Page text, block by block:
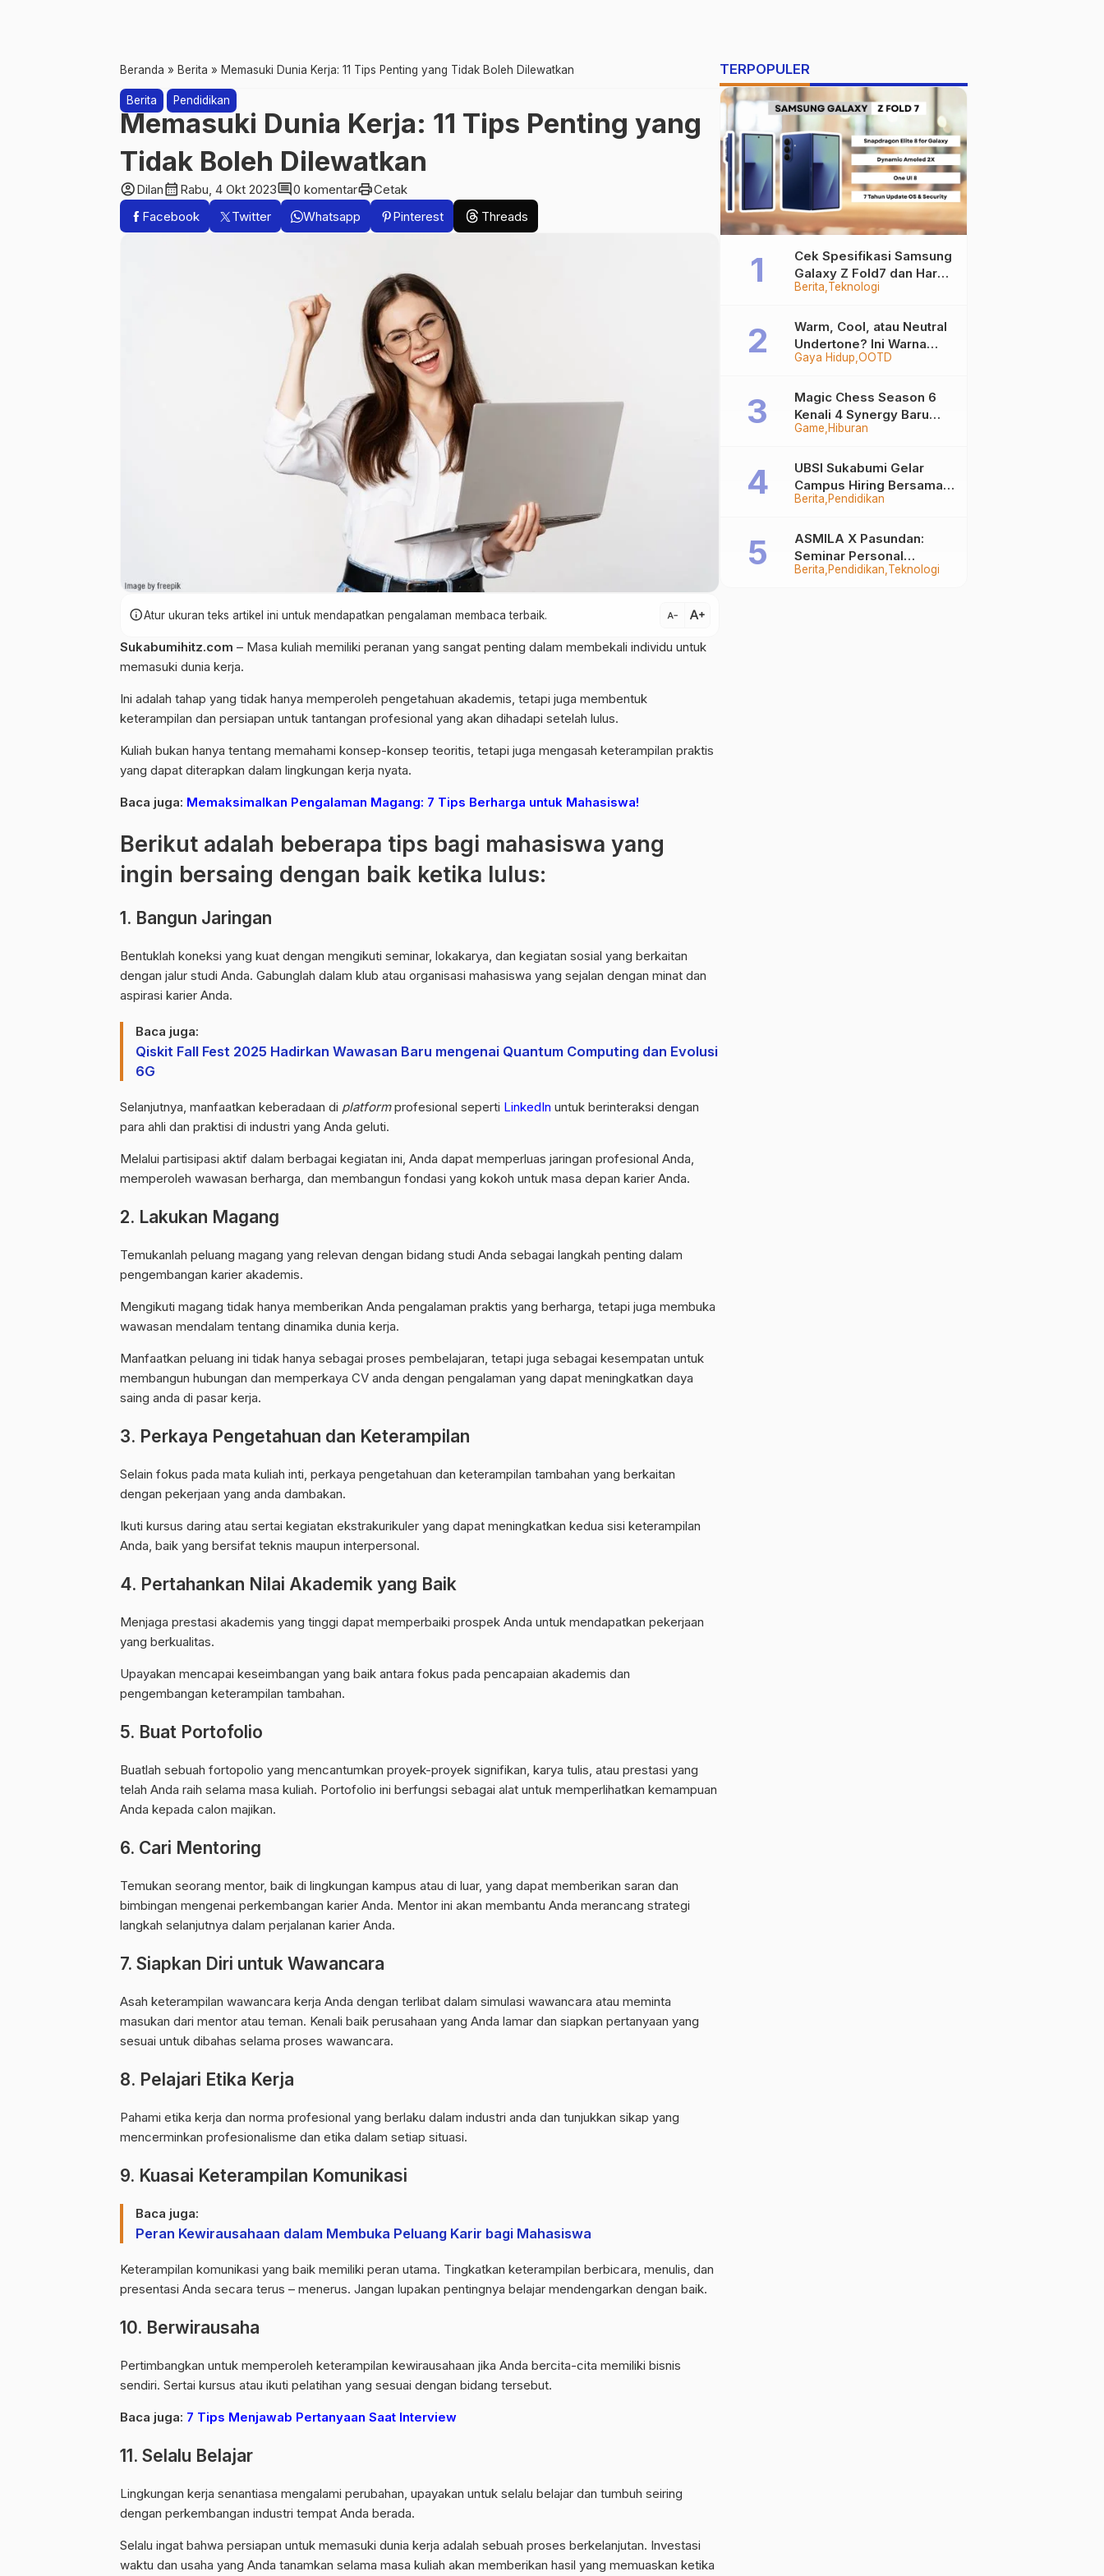
Beranda » Berita » Memasuki Dunia Kerja: 11 Tips Penting yang Tidak Boleh Dilewatkan
Berita Pendidikan
Memasuki Dunia Kerja: 11 Tips Penting yang
Tidak Boleh Dilewatkan
account_circleDilancalendar_month Rabu, 4 Okt 2023comment0 komentarprintCetak
Facebook
Twitter Whatsapp Pinterest Threads
infoAtur ukuran teks artikel ini untuk mendapatkan pengalaman membaca terbaik. text_decrease text_increase
Sukabumihitz.com – Masa kuliah memiliki peranan yang sangat penting dalam membekali individu untuk
memasuki dunia kerja.
Ini adalah tahap yang tidak hanya memperoleh pengetahuan akademis, tetapi juga membentuk
keterampilan dan persiapan untuk tantangan profesional yang akan dihadapi setelah lulus.
Kuliah bukan hanya tentang memahami konsep-konsep teoritis, tetapi juga mengasah keterampilan praktis
yang dapat diterapkan dalam lingkungan kerja nyata.
Baca juga: Memaksimalkan Pengalaman Magang: 7 Tips Berharga untuk Mahasiswa!
Berikut adalah beberapa tips bagi mahasiswa yang
ingin bersaing dengan baik ketika lulus:
1. Bangun Jaringan
Bentuklah koneksi yang kuat dengan mengikuti seminar, lokakarya, dan kegiatan sosial yang berkaitan
dengan jalur studi Anda. Gabunglah dalam klub atau organisasi mahasiswa yang sejalan dengan minat dan
aspirasi karier Anda.
Baca juga:
Qiskit Fall Fest 2025 Hadirkan Wawasan Baru mengenai Quantum Computing dan Evolusi
6G
Selanjutnya, manfaatkan keberadaan di platformprofesional seperti LinkedIn untuk berinteraksi dengan
para ahli dan praktisi di industri yang Anda geluti.
Melalui partisipasi aktif dalam berbagai kegiatan ini, Anda dapat memperluas jaringan profesional Anda,
memperoleh wawasan berharga, dan membangun fondasi yang kokoh untuk masa depan karier Anda.
2. Lakukan Magang
Temukanlah peluang magang yang relevan dengan bidang studi Anda sebagai langkah penting dalam
pengembangan karier akademis.
Mengikuti magang tidak hanya memberikan Anda pengalaman praktis yang berharga, tetapi juga membuka
wawasan mendalam tentang dinamika dunia kerja.
Manfaatkan peluang ini tidak hanya sebagai proses pembelajaran, tetapi juga sebagai kesempatan untuk
membangun hubungan dan memperkaya CV anda dengan pengalaman yang dapat meningkatkan daya
saing anda di pasar kerja.
3. Perkaya Pengetahuan dan Keterampilan
Selain fokus pada mata kuliah inti, perkaya pengetahuan dan keterampilan tambahan yang berkaitan
dengan pekerjaan yang anda dambakan.
Ikuti kursus daring atau sertai kegiatan ekstrakurikuler yang dapat meningkatkan kedua sisi keterampilan
Anda, baik yang bersifat teknis maupun interpersonal.
4. Pertahankan Nilai Akademik yang Baik
Menjaga prestasi akademis yang tinggi dapat memperbaiki prospek Anda untuk mendapatkan pekerjaan
yang berkualitas.
Upayakan mencapai keseimbangan yang baik antara fokus pada pencapaian akademis dan
pengembangan keterampilan tambahan.
5. Buat Portofolio
Buatlah sebuah fortopolio yang mencantumkan proyek-proyek signifikan, karya tulis, atau prestasi yang
telah Anda raih selama masa kuliah. Portofolio ini berfungsi sebagai alat untuk memperlihatkan kemampuan
Anda kepada calon majikan.
6. Cari Mentoring
Temukan seorang mentor, baik di lingkungan kampus atau di luar, yang dapat memberikan saran dan
bimbingan mengenai perkembangan karier Anda. Mentor ini akan membantu Anda merancang strategi
langkah selanjutnya dalam perjalanan karier Anda.
7. Siapkan Diri untuk Wawancara
Asah keterampilan wawancara kerja Anda dengan terlibat dalam simulasi wawancara atau meminta
masukan dari mentor atau teman. Kenali baik perusahaan yang Anda lamar dan siapkan pertanyaan yang
sesuai untuk dibahas selama proses wawancara.
8. Pelajari Etika Kerja
Pahami etika kerja dan norma profesional yang berlaku dalam industri anda dan tunjukkan sikap yang
mencerminkan profesionalisme dan etika dalam setiap situasi.
9. Kuasai Keterampilan Komunikasi
Baca juga:
Peran Kewirausahaan dalam Membuka Peluang Karir bagi Mahasiswa
Keterampilan komunikasi yang baik memiliki peran utama. Tingkatkan keterampilan berbicara, menulis, dan
presentasi Anda secara terus – menerus. Jangan lupakan pentingnya belajar mendengarkan dengan baik.
10. Berwirausaha
Pertimbangkan untuk memperoleh keterampilan kewirausahaan jika Anda bercita-cita memiliki bisnis
sendiri. Sertai kursus atau ikuti pelatihan yang sesuai dengan bidang tersebut.
Baca juga: 7 Tips Menjawab Pertanyaan Saat Interview
11. Selalu Belajar
Lingkungan kerja senantiasa mengalami perubahan, upayakan untuk selalu belajar dan tumbuh seiring
dengan perkembangan industri tempat Anda berada.
Selalu ingat bahwa persiapan untuk memasuki dunia kerja adalah sebuah proses berkelanjutan. Investasi
waktu dan usaha yang Anda tanamkan selama masa kuliah akan memberikan hasil yang memuaskan ketika
TERPOPULER
Berita Teknologi
Cek Spesifikasi Samsung
Galaxy Z Fold7 dan Harga
Resminya
Gaya Hidup OOTD
Warm, Cool, atau Neutral
Undertone? Ini Warna
Baju yang Bikin Kamu
Game Hiburan
Magic Chess Season 6
Kenali 4 Synergy Baru
Terkuat
Berita Pendidikan
UBSI Sukabumi Gelar
Campus Hiring Bersama
PKSS, Buka Peluang Kerja
Berita Pendidikan Teknologi
ASMILA X Pasundan:
Seminar Personal
Branding dan Kreativitas